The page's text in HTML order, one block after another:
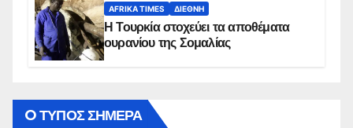
AFRIKA TIMES ΔΙΕΘΝΉ
Η Τουρκία στοχεύει τα αποθέματα
ουρανίου της Σομαλίας
O ΤΥΠΟΣ ΣΗΜΕΡΑ